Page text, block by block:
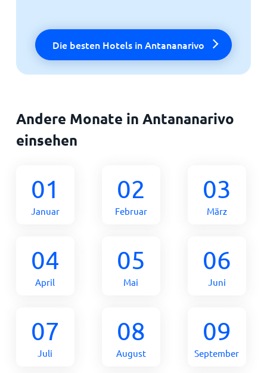
Die besten Hotels in Antananarivo
Andere Monate in Antananarivo
einsehen
01
Januar
02
Februar
03
März
04
April
05
Mai
06
Juni
07
Juli
08
August
09
September